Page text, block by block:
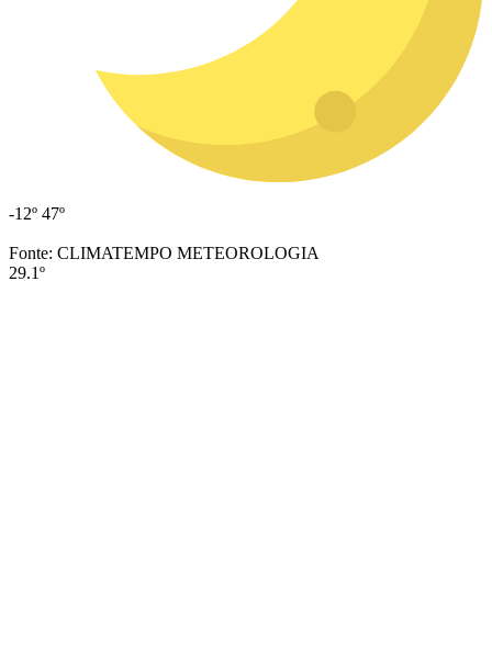
-12º 47º
Fonte: CLIMATEMPO METEOROLOGIA
29.1º